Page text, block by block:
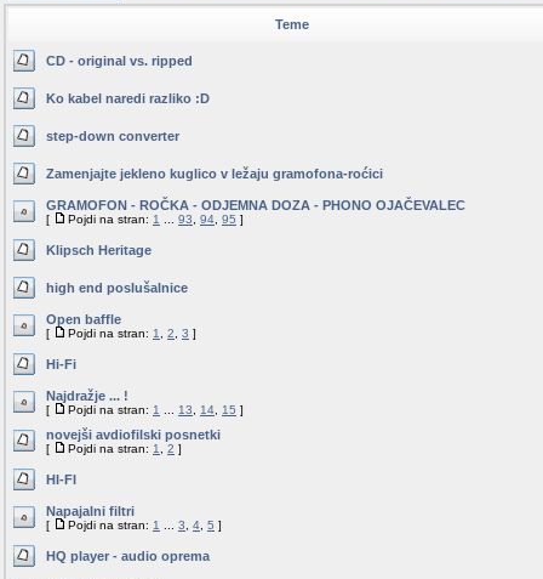
Teme
CD - original vs. ripped
Ko kabel naredi razliko :D
step-down converter
Zamenjajte jekleno kuglico v ležaju gramofona-roćici
GRAMOFON - ROČKA - ODJEMNA DOZA - PHONO OJAČEVALEC
[ Pojdi na stran: 1 93 94 95 ]
Klipsch Heritage
high end poslušalnice
Open baffle
[ Pojdi na stran: 1 2 3 ]
Hi-Fi
Najdražje ... !
[ Pojdi na stran: 1 13 14 15 ]
novejši avdiofilski posnetki
[ Pojdi na stran: 1 2 ]
HI-FI
Napajalni filtri
[ Pojdi na stran: 1 3 4 5 ]
HQ player - audio oprema